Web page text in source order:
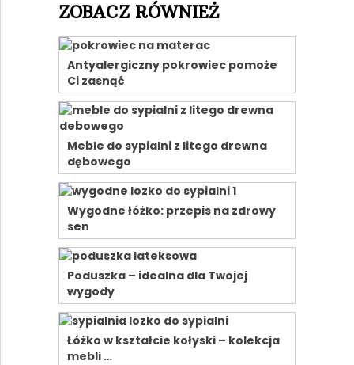
ZOBACZ RÓWNIEŻ
Antyalergiczny pokrowiec pomoże
Ci zasnąć
Meble do sypialni z litego drewna
dębowego
Wygodne łóżko: przepis na zdrowy
sen
Poduszka – idealna dla Twojej
wygody
Łóżko w kształcie kołyski – kolekcja
mebli …